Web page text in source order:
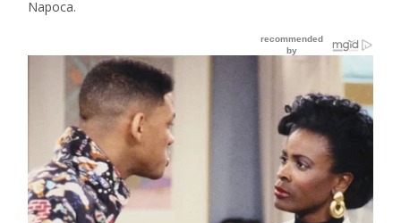
Napoca.